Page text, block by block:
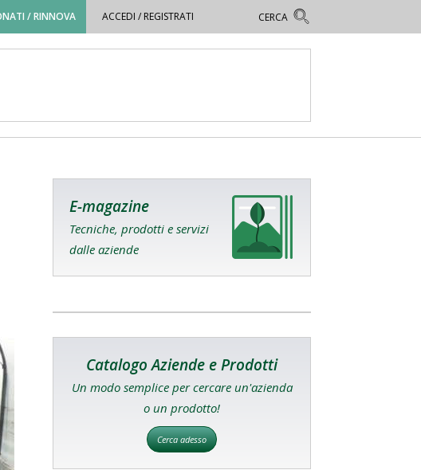
/ RINNOVA ACCEDI / REGISTRATI
E-magazine
Tecniche, prodotti e servizi
dalle aziende
Catalogo Aziende e Prodotti
Un modo semplice per cercare un'azienda
o un prodotto!
Cerca adesso